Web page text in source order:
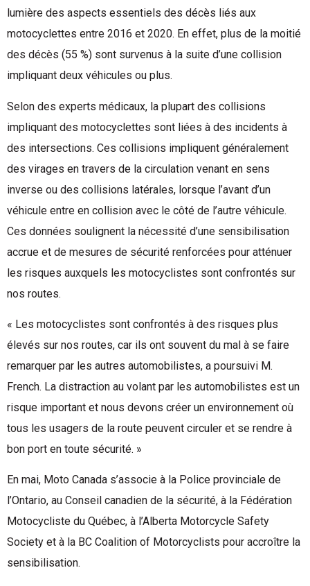
lumière des aspects essentiels des décès liés aux
motocyclettes entre 2016 et 2020. En effet, plus de la moitié
des décès (55 %) sont survenus à la suite d’une collision
impliquant deux véhicules ou plus.
Selon des experts médicaux, la plupart des collisions
impliquant des motocyclettes sont liées à des incidents à
des intersections. Ces collisions impliquent généralement
des virages en travers de la circulation venant en sens
inverse ou des collisions latérales, lorsque l’avant d’un
véhicule entre en collision avec le côté de l’autre véhicule.
Ces données soulignent la nécessité d’une sensibilisation
accrue et de mesures de sécurité renforcées pour atténuer
les risques auxquels les motocyclistes sont confrontés sur
nos routes.
« Les motocyclistes sont confrontés à des risques plus
élevés sur nos routes, car ils ont souvent du mal à se faire
remarquer par les autres automobilistes, a poursuivi M.
French. La distraction au volant par les automobilistes est un
risque important et nous devons créer un environnement où
tous les usagers de la route peuvent circuler et se rendre à
bon port en toute sécurité. »
En mai, Moto Canada s’associe à la Police provinciale de
l’Ontario, au Conseil canadien de la sécurité, à la Fédération
Motocycliste du Québec, à l’Alberta Motorcycle Safety
Society et à la BC Coalition of Motorcyclists pour accroître la
sensibilisation.